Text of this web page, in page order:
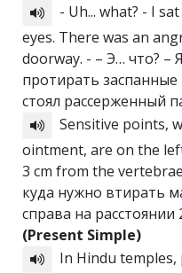
- Uh... what? - I
eyes. There was an
doorway. - – Э… что? –
протирать
стоял рассерженный
Sensitive points,
ointment, are on the
3 cm from the
куда нужно втирать
справа на расстоянии
(Present Simple)
In Hindu